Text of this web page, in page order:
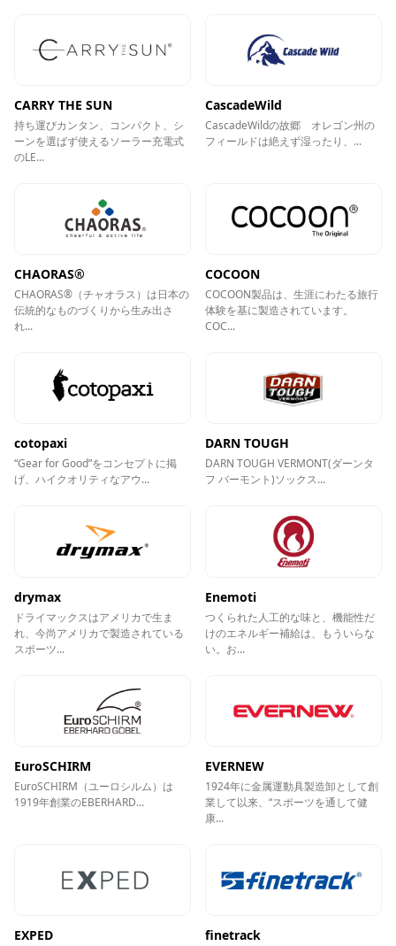
CARRY THE SUN
持ち運びカンタン、コンパクト、シ
ーンを選ばず使えるソーラー充電式
のLE...
CascadeWild
CascadeWildの故郷 オレゴン州の
フィールドは絶えず湿ったり、...
CHAORAS®
CHAORAS®（チャオラス）は日本の
伝統的なものづくりから生み出さ
れ...
COCOON
COCOON製品は、生涯にわたる旅行
体験を基に製造されています。
COC...
cotopaxi
“Gear for Good”をコンセプトに掲
げ、ハイクオリティなアウ...
DARN TOUGH
DARN TOUGH VERMONT(ダーンタ
フ バーモント)ソックス...
drymax
ドライマックスはアメリカで生ま
れ、今尚アメリカで製造されている
スポーツ...
Enemoti
つくられた人工的な味と、機能性だ
けのエネルギー補給は、もういらな
い。お...
EuroSCHIRM
EuroSCHIRM（ユーロシルム）は
1919年創業のEBERHARD...
EVERNEW
1924年に金属運動具製造卸として創
業して以来、“スポーツを通して健
康...
EXPED finetrack